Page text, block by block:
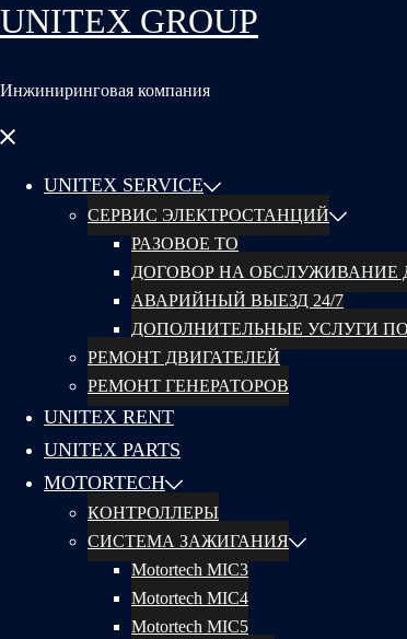
UNITEX GROUP
Инжиниринговая компания
Закрыть
UNITEX SERVICE
СЕРВИС ЭЛЕКТРОСТАНЦИЙ
РАЗОВОЕ ТО
ДОГОВОР НА ОБСЛУЖИВАНИЕ
АВАРИЙНЫЙ ВЫЕЗД 24/7
ДОПОЛНИТЕЛЬНЫЕ УСЛУГИ
РЕМОНТ ДВИГАТЕЛЕЙ
РЕМОНТ ГЕНЕРАТОРОВ
UNITEX RENT
UNITEX PARTS
MOTORTECH
КОНТРОЛЛЕРЫ
СИСТЕМА ЗАЖИГАНИЯ
Motortech MIC3
Motortech MIC4
Motortech MIC5